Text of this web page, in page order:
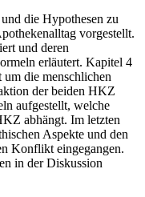
die Hypothesen zu
vorgestellt.
und deren
erläutert. Kapitel 4
die menschlichen
der beiden HKZ
aufgestellt, welche
abhängt. Im letzten
Aspekte und den
Konflikt eingegangen.
in der Diskussion